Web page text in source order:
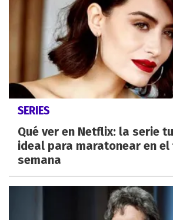
SERIES
Qué ver en Netflix: la serie
ideal para maratonear en el
semana